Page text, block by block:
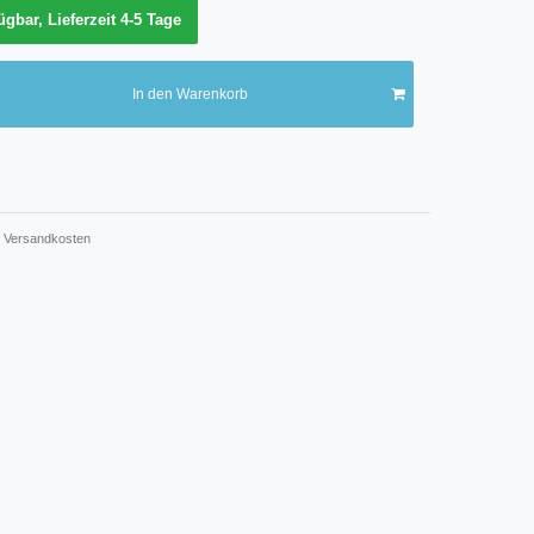
Lieferzeit 4-5 Tage
In den Warenkorb
Versandkosten